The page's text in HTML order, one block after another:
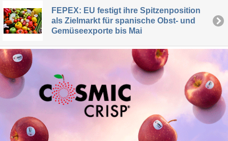
FEPEX: EU festigt ihre Spitzenposition
als Zielmarkt für spanische Obst- und
Gemüseexporte bis Mai